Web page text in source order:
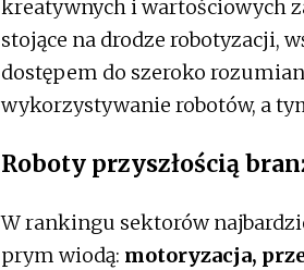
kreatywnych i wartościowych
stojące na drodze robotyzacji,
dostępem do szeroko
wykorzystywanie robotów, a
Roboty przyszłością
W rankingu sektorów
prym wiodą: motoryzacja,